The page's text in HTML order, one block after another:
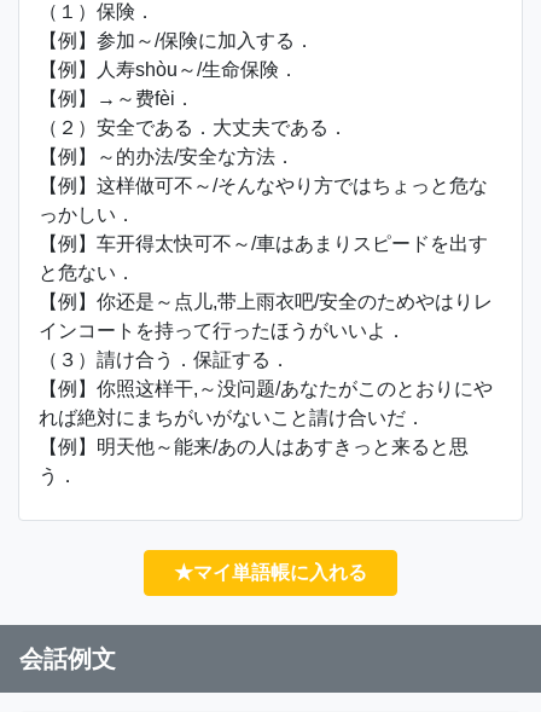
（１）保険．
【例】参加～/保険に加入する．
【例】人寿shòu～/生命保険．
【例】→～费fèi．
（２）安全である．大丈夫である．
【例】～的办法/安全な方法．
【例】这样做可不～/そんなやり方ではちょっと危な
っかしい．
【例】车开得太快可不～/車はあまりスピードを出す
と危ない．
【例】你还是～点儿,带上雨衣吧/安全のためやはりレ
インコートを持って行ったほうがいいよ．
（３）請け合う．保証する．
【例】你照这样干,～没问题/あなたがこのとおりにや
れば絶対にまちがいがないこと請け合いだ．
【例】明天他～能来/あの人はあすきっと来ると思
う．
★マイ単語帳に入れる
会話例文